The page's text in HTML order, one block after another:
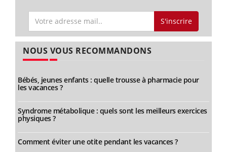
S'inscrire
NOUS VOUS RECOMMANDONS
Bébés, jeunes enfants : quelle trousse à pharmacie pour
les vacances ?
Syndrome métabolique : quels sont les meilleurs exercices
physiques ?
Comment éviter une otite pendant les vacances ?